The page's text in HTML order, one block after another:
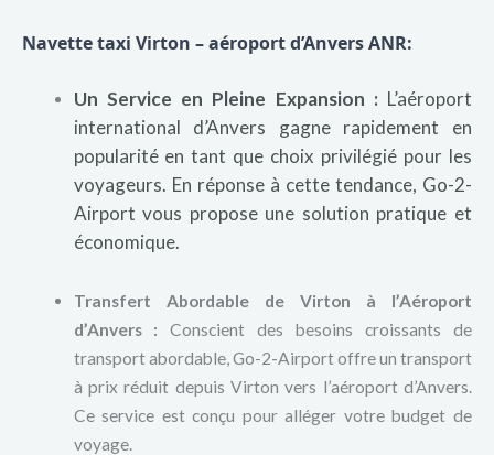
Navette taxi Virton – aéroport d’Anvers ANR:
Un Service en Pleine Expansion : L’aéroport
international d’Anvers gagne rapidement en
popularité en tant que choix privilégié pour les
voyageurs. En réponse à cette tendance, Go-2-
Airport vous propose une solution pratique et
économique.
Transfert Abordable de Virton à l’Aéroport
d’Anvers : Conscient des besoins croissants de
transport abordable, Go-2-Airport offre un transport
à prix réduit depuis Virton vers l’aéroport d’Anvers.
Ce service est conçu pour alléger votre budget de
voyage.